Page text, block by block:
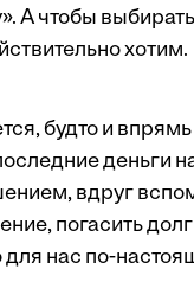
А чтобы
хотим.
будто и
деньги
вдруг
погасить
нас по-